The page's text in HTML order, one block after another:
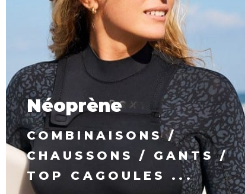
Néoprène
COMBINAISONS /
CHAUSSONS / GANTS /
TOP CAGOULES ...